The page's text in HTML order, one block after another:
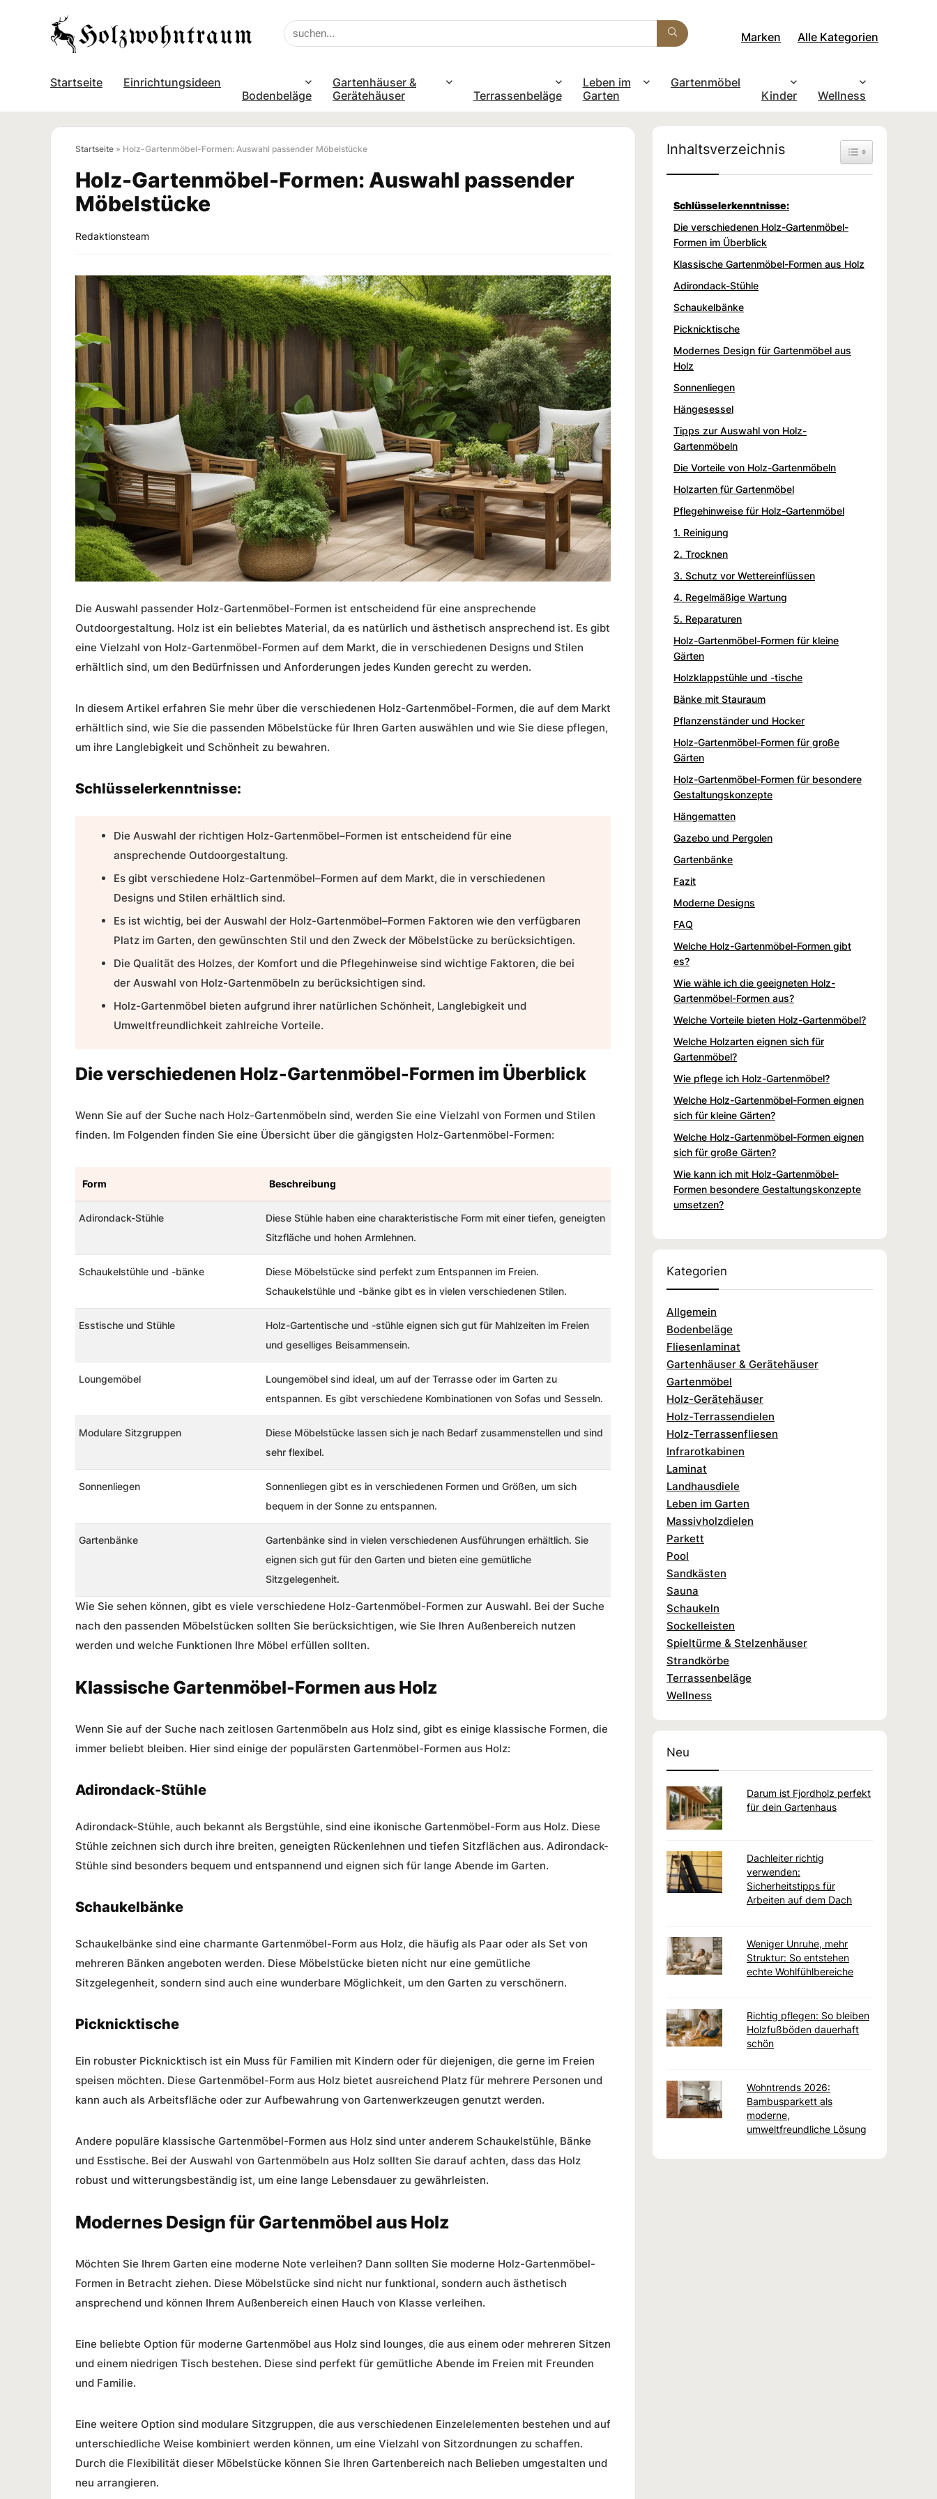
Marken Alle Kategorien
Startseite
Einrichtungsideen
Bodenbeläge
Gartenhäuser &
Gerätehäuser
Terrassenbeläge
Leben im
Garten
Gartenmöbel
Kinder
Wellness
Startseite » Holz-Gartenmöbel-Formen: Auswahl passender Möbelstücke
Holz-Gartenmöbel-Formen: Auswahl passender
Möbelstücke
Redaktionsteam
Die Auswahl passender Holz-Gartenmöbel-Formen ist entscheidend für eine ansprechende
Outdoorgestaltung. Holz ist ein beliebtes Material, da es natürlich und ästhetisch ansprechend ist. Es gibt
eine Vielzahl von Holz-Gartenmöbel-Formen auf dem Markt, die in verschiedenen Designs und Stilen
erhältlich sind, um den Bedürfnissen und Anforderungen jedes Kunden gerecht zu werden.
In diesem Artikel erfahren Sie mehr über die verschiedenen Holz-Gartenmöbel-Formen, die auf dem Markt
erhältlich sind, wie Sie die passenden Möbelstücke für Ihren Garten auswählen und wie Sie diese pflegen,
um ihre Langlebigkeit und Schönheit zu bewahren.
Schlüsselerkenntnisse:
Die Auswahl der richtigen Holz-Gartenmöbel–Formen ist entscheidend für eine
ansprechende Outdoorgestaltung.
Es gibt verschiedene Holz-Gartenmöbel–Formen auf dem Markt, die in verschiedenen
Designs und Stilen erhältlich sind.
Es ist wichtig, bei der Auswahl der Holz-Gartenmöbel–Formen Faktoren wie den verfügbaren
Platz im Garten, den gewünschten Stil und den Zweck der Möbelstücke zu berücksichtigen.
Die Qualität des Holzes, der Komfort und die Pflegehinweise sind wichtige Faktoren, die bei
der Auswahl von Holz-Gartenmöbeln zu berücksichtigen sind.
Holz-Gartenmöbel bieten aufgrund ihrer natürlichen Schönheit, Langlebigkeit und
Umweltfreundlichkeit zahlreiche Vorteile.
Die verschiedenen Holz-Gartenmöbel-Formen im Überblick
Wenn Sie auf der Suche nach Holz-Gartenmöbeln sind, werden Sie eine Vielzahl von Formen und Stilen
finden. Im Folgenden finden Sie eine Übersicht über die gängigsten Holz-Gartenmöbel-Formen:
Form Beschreibung
Adirondack-Stühle
Diese Stühle haben eine charakteristische Form mit einer tiefen, geneigten
Sitzfläche und hohen Armlehnen.
Schaukelstühle und -bänke
Diese Möbelstücke sind perfekt zum Entspannen im Freien.
Schaukelstühle und -bänke gibt es in vielen verschiedenen Stilen.
Esstische und Stühle
Holz-Gartentische und -stühle eignen sich gut für Mahlzeiten im Freien
und geselliges Beisammensein.
Loungemöbel
Loungemöbel sind ideal, um auf der Terrasse oder im Garten zu
entspannen. Es gibt verschiedene Kombinationen von Sofas und Sesseln.
Modulare Sitzgruppen
Diese Möbelstücke lassen sich je nach Bedarf zusammenstellen und sind
sehr flexibel.
Sonnenliegen
Sonnenliegen gibt es in verschiedenen Formen und Größen, um sich
bequem in der Sonne zu entspannen.
Gartenbänke
Gartenbänke sind in vielen verschiedenen Ausführungen erhältlich. Sie
eignen sich gut für den Garten und bieten eine gemütliche
Sitzgelegenheit.
Wie Sie sehen können, gibt es viele verschiedene Holz-Gartenmöbel-Formen zur Auswahl. Bei der Suche
nach den passenden Möbelstücken sollten Sie berücksichtigen, wie Sie Ihren Außenbereich nutzen
werden und welche Funktionen Ihre Möbel erfüllen sollten.
Klassische Gartenmöbel-Formen aus Holz
Wenn Sie auf der Suche nach zeitlosen Gartenmöbeln aus Holz sind, gibt es einige klassische Formen, die
immer beliebt bleiben. Hier sind einige der populärsten Gartenmöbel-Formen aus Holz:
Adirondack-Stühle
Adirondack-Stühle, auch bekannt als Bergstühle, sind eine ikonische Gartenmöbel-Form aus Holz. Diese
Stühle zeichnen sich durch ihre breiten, geneigten Rückenlehnen und tiefen Sitzflächen aus. Adirondack-
Stühle sind besonders bequem und entspannend und eignen sich für lange Abende im Garten.
Schaukelbänke
Schaukelbänke sind eine charmante Gartenmöbel-Form aus Holz, die häufig als Paar oder als Set von
mehreren Bänken angeboten werden. Diese Möbelstücke bieten nicht nur eine gemütliche
Sitzgelegenheit, sondern sind auch eine wunderbare Möglichkeit, um den Garten zu verschönern.
Picknicktische
Ein robuster Picknicktisch ist ein Muss für Familien mit Kindern oder für diejenigen, die gerne im Freien
speisen möchten. Diese Gartenmöbel-Form aus Holz bietet ausreichend Platz für mehrere Personen und
kann auch als Arbeitsfläche oder zur Aufbewahrung von Gartenwerkzeugen genutzt werden.
Andere populäre klassische Gartenmöbel-Formen aus Holz sind unter anderem Schaukelstühle, Bänke
und Esstische. Bei der Auswahl von Gartenmöbeln aus Holz sollten Sie darauf achten, dass das Holz
robust und witterungsbeständig ist, um eine lange Lebensdauer zu gewährleisten.
Modernes Design für Gartenmöbel aus Holz
Möchten Sie Ihrem Garten eine moderne Note verleihen? Dann sollten Sie moderne Holz-Gartenmöbel-
Formen in Betracht ziehen. Diese Möbelstücke sind nicht nur funktional, sondern auch ästhetisch
ansprechend und können Ihrem Außenbereich einen Hauch von Klasse verleihen.
Eine beliebte Option für moderne Gartenmöbel aus Holz sind lounges, die aus einem oder mehreren Sitzen
und einem niedrigen Tisch bestehen. Diese sind perfekt für gemütliche Abende im Freien mit Freunden
und Familie.
Eine weitere Option sind modulare Sitzgruppen, die aus verschiedenen Einzelelementen bestehen und auf
unterschiedliche Weise kombiniert werden können, um eine Vielzahl von Sitzordnungen zu schaffen.
Durch die Flexibilität dieser Möbelstücke können Sie Ihren Gartenbereich nach Belieben umgestalten und
neu arrangieren.
Inhaltsverzeichnis Toggle Table of
Schlüsselerkenntnisse:
Die verschiedenen Holz-Gartenmöbel-
Formen im Überblick
Klassische Gartenmöbel-Formen aus Holz
Adirondack-Stühle
Schaukelbänke
Picknicktische
Modernes Design für Gartenmöbel aus
Holz
Sonnenliegen
Hängesessel
Tipps zur Auswahl von Holz-
Gartenmöbeln
Die Vorteile von Holz-Gartenmöbeln
Holzarten für Gartenmöbel
Pflegehinweise für Holz-Gartenmöbel
1. Reinigung
2. Trocknen
3. Schutz vor Wettereinflüssen
4. Regelmäßige Wartung
5. Reparaturen
Holz-Gartenmöbel-Formen für kleine
Gärten
Holzklappstühle und -tische
Bänke mit Stauraum
Pflanzenständer und Hocker
Holz-Gartenmöbel-Formen für große
Gärten
Holz-Gartenmöbel-Formen für besondere
Gestaltungskonzepte
Hängematten
Gazebo und Pergolen
Gartenbänke
Fazit
Moderne Designs
FAQ
Welche Holz-Gartenmöbel-Formen gibt
es?
Wie wähle ich die geeigneten Holz-
Gartenmöbel-Formen aus?
Welche Vorteile bieten Holz-Gartenmöbel?
Welche Holzarten eignen sich für
Gartenmöbel?
Wie pflege ich Holz-Gartenmöbel?
Welche Holz-Gartenmöbel-Formen eignen
sich für kleine Gärten?
Welche Holz-Gartenmöbel-Formen eignen
sich für große Gärten?
Wie kann ich mit Holz-Gartenmöbel-
Formen besondere Gestaltungskonzepte
umsetzen?
Kategorien
Allgemein
Bodenbeläge
Fliesenlaminat
Gartenhäuser & Gerätehäuser
Gartenmöbel
Holz-Gerätehäuser
Holz-Terrassendielen
Holz-Terrassenfliesen
Infrarotkabinen
Laminat
Landhausdiele
Leben im Garten
Massivholzdielen
Parkett
Pool
Sandkästen
Sauna
Schaukeln
Sockelleisten
Spieltürme & Stelzenhäuser
Strandkörbe
Terrassenbeläge
Wellness
Neu
Darum ist Fjordholz perfekt
für dein Gartenhaus
Dachleiter richtig
verwenden:
Sicherheitstipps für
Arbeiten auf dem Dach
Weniger Unruhe, mehr
Struktur: So entstehen
echte Wohlfühlbereiche
Richtig pflegen: So bleiben
Holzfußböden dauerhaft
schön
Wohntrends 2026:
Bambusparkett als
moderne,
umweltfreundliche Lösung